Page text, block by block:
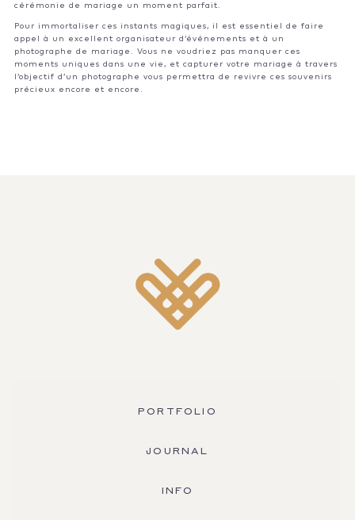
cérémonie de mariage un moment parfait.
Pour immortaliser ces instants magiques, il est essentiel de faire
appel à un excellent organisateur d’événements et à un
photographe de mariage. Vous ne voudriez pas manquer ces
moments uniques dans une vie, et capturer votre mariage à travers
l’objectif d’un photographe vous permettra de revivre ces souvenirs
précieux encore et encore.
PORTFOLIO
JOURNAL
INFO